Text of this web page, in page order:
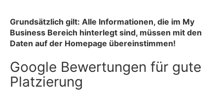
Grundsätzlich gilt: Alle Informationen, die im My
Business Bereich hinterlegt sind, müssen mit den
Daten auf der Homepage übereinstimmen!
Google Bewertungen für gute
Platzierung